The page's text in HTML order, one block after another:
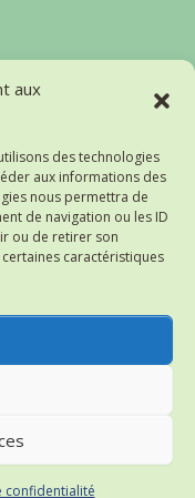
aux
des technologies
aux informations des
nous permettra de
de navigation ou les ID
ou de retirer son
caractéristiques
confidentialité
2026 Astuces-Internet